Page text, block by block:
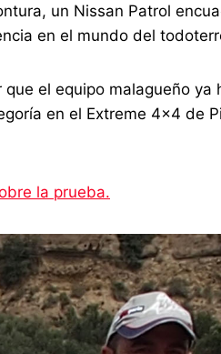
un Nissan Patrol
en el mundo del
que el equipo malagueño
en el Extreme 4×4 de
la prueba.